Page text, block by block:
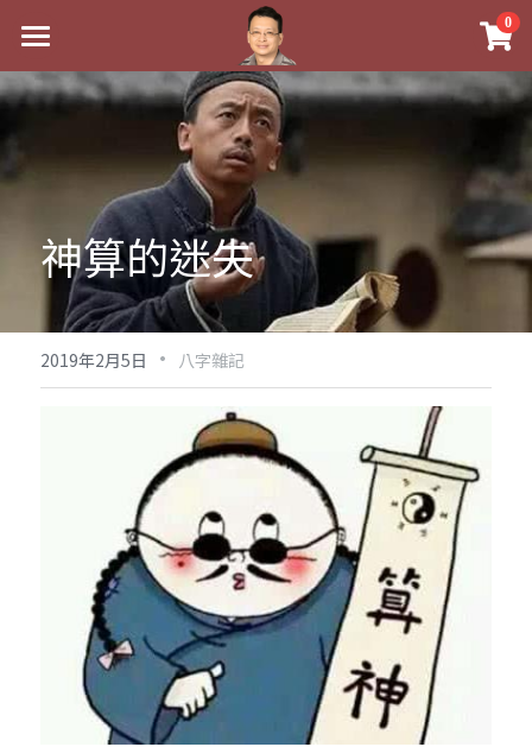
0
最新消息
實體經營
祖傳命理
手工印鑑
課程介紹
五行八字學
後天派陽宅
Blog
黃金會員專區
心靈成長
人氣最高
站長精選
臉書生活
好書推廌
試閱專區
團隊訓練營
八字視頻
陽宅視頻
線上直播
自我挑戰
八字初階班1
八字初階班2
八字進階班
八字中階班
八字高階班
八字完整班
《十神高階實戰錄》完整典藏版
科學八字推理PDF
八字批命
我的著作
科學八字推理1
科學八字推理2
科學八字推理3
與我預約
批命預約
上課預約
登錄/ 註冊
搜索
神算的迷失
2019年2月5日 · 八字雜記
×
商品分類
八字線上完整班
科學八字推理PDF
《十神高階實戰錄》完整典藏版
1美元超值PDF
八字線上批命
小兒命名